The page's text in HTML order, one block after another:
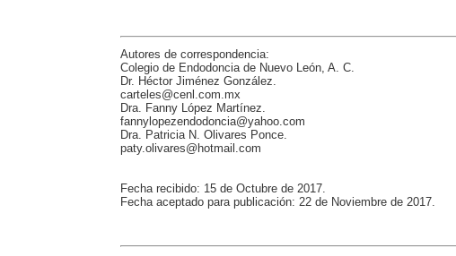
Autores de correspondencia:
Colegio de Endodoncia de Nuevo León, A. C.
Dr. Héctor Jiménez González.
carteles@cenl.com.mx
Dra. Fanny López Martínez.
fannylopezendodoncia@yahoo.com
Dra. Patricia N. Olivares Ponce.
paty.olivares@hotmail.com
Fecha recibido: 15 de Octubre de 2017.
Fecha aceptado para publicación: 22 de Noviembre de 2017.